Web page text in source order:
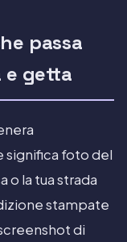
passa
e getta
significa foto del
o la tua strada
stampate
di